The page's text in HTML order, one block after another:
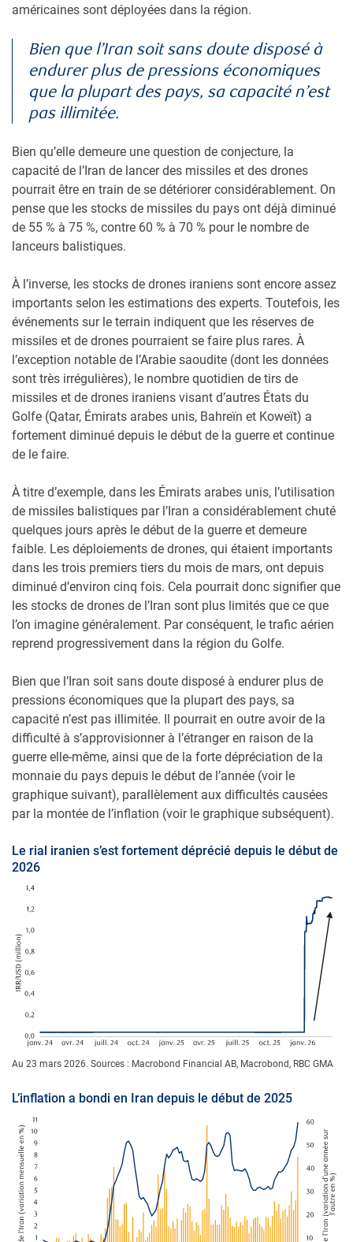
américaines sont déployées dans la région.
Bien que l’Iran soit sans doute disposé à
endurer plus de pressions économiques
que la plupart des pays, sa capacité n’est
pas illimitée.
Bien qu’elle demeure une question de conjecture, la
capacité de l’Iran de lancer des missiles et des drones
pourrait être en train de se détériorer considérablement. On
pense que les stocks de missiles du pays ont déjà diminué
de 55 % à 75 %, contre 60 % à 70 % pour le nombre de
lanceurs balistiques.
À l’inverse, les stocks de drones iraniens sont encore assez
importants selon les estimations des experts. Toutefois, les
événements sur le terrain indiquent que les réserves de
missiles et de drones pourraient se faire plus rares. À
l’exception notable de l’Arabie saoudite (dont les données
sont très irrégulières), le nombre quotidien de tirs de
missiles et de drones iraniens visant d’autres États du
Golfe (Qatar, Émirats arabes unis, Bahreïn et Koweït) a
fortement diminué depuis le début de la guerre et continue
de le faire.
À titre d’exemple, dans les Émirats arabes unis, l’utilisation
de missiles balistiques par l’Iran a considérablement chuté
quelques jours après le début de la guerre et demeure
faible. Les déploiements de drones, qui étaient importants
dans les trois premiers tiers du mois de mars, ont depuis
diminué d’environ cinq fois. Cela pourrait donc signifier que
les stocks de drones de l’Iran sont plus limités que ce que
l’on imagine généralement. Par conséquent, le trafic aérien
reprend progressivement dans la région du Golfe.
Bien que l’Iran soit sans doute disposé à endurer plus de
pressions économiques que la plupart des pays, sa
capacité n’est pas illimitée. Il pourrait en outre avoir de la
difficulté à s’approvisionner à l’étranger en raison de la
guerre elle-même, ainsi que de la forte dépréciation de la
monnaie du pays depuis le début de l’année (voir le
graphique suivant), parallèlement aux difficultés causées
par la montée de l’inflation (voir le graphique subséquent).
Le rial iranien s’est fortement déprécié depuis le début de
2026
Au 23 mars 2026. Sources : Macrobond Financial AB, Macrobond, RBC GMA
L’inflation a bondi en Iran depuis le début de 2025